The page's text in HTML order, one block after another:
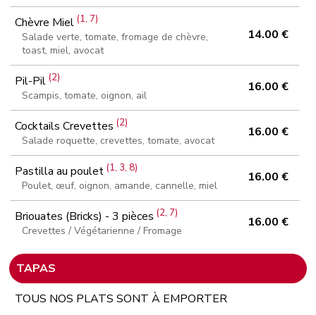
Chèvre Miel(1, 7)
Salade verte, tomate, fromage de chèvre,
toast, miel, avocat
14.00 €
Pil-Pil(2)
Scampis, tomate, oignon, ail
16.00 €
Cocktails Crevettes(2)
Salade roquette, crevettes, tomate, avocat
16.00 €
Pastilla au poulet(1, 3, 8)
Poulet, œuf, oignon, amande, cannelle, miel
16.00 €
Briouates (Bricks) - 3 pièces(2, 7)
Crevettes / Végétarienne / Fromage
16.00 €
TAPAS
TOUS NOS PLATS SONT À EMPORTER